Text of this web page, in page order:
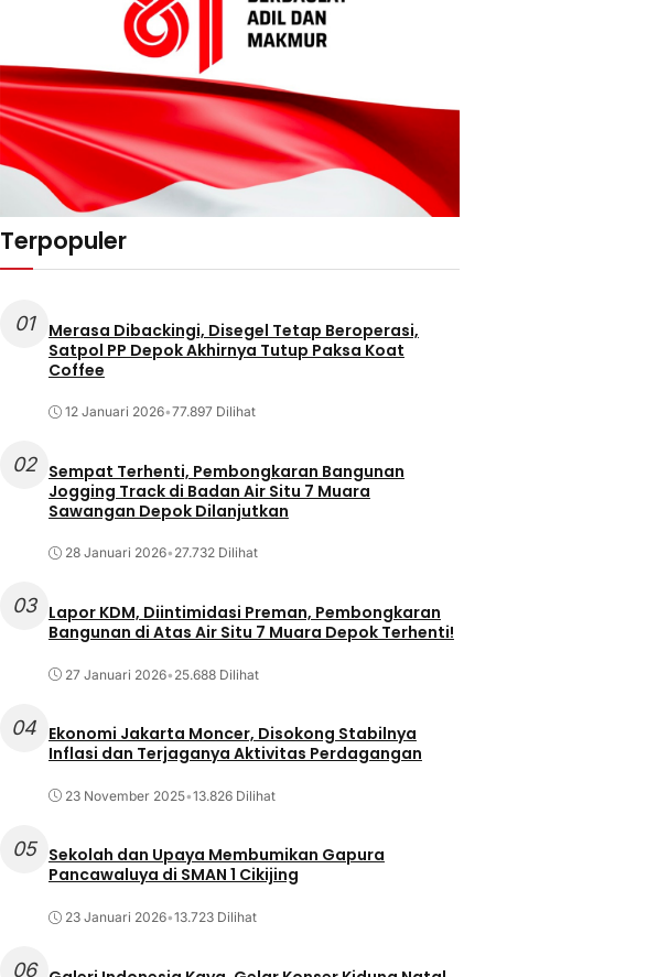
Terpopuler
01
Merasa Dibackingi, Disegel Tetap Beroperasi,
Satpol PP Depok Akhirnya Tutup Paksa Koat
Coffee
12 Januari 2026•77.897 Dilihat
02
Sempat Terhenti, Pembongkaran Bangunan
Jogging Track di Badan Air Situ 7 Muara
Sawangan Depok Dilanjutkan
28 Januari 2026• 27.732 Dilihat
03
Lapor KDM, Diintimidasi Preman, Pembongkaran
Bangunan di Atas Air Situ 7 Muara Depok Terhenti!
27 Januari 2026• 25.688 Dilihat
04 Ekonomi Jakarta Moncer, Disokong Stabilnya
Inflasi dan Terjaganya Aktivitas Perdagangan
23 November 2025•13.826 Dilihat
05
Sekolah dan Upaya Membumikan Gapura
Pancawaluya di SMAN 1 Cikijing
23 Januari 2026•13.723 Dilihat
06